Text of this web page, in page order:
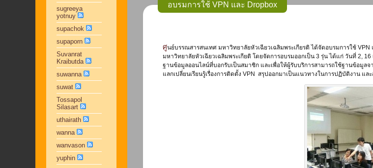
sugreeya
yotnuy
supachok
supaporn
Suvanrat
Kraibutda
suwanna
suwat
Tossapol
Silasart
uthairath
wanna
wanvason
yuphin
อบรมการใช้ VPN และ Dropbox
ศูนย์บรรณสารสนเทศ มหาวิทยาลัยหัวเฉียวเฉลิมพระเกียรติ ได้จัดอบรมการใช้ VPN และการใช้ Dropbox ซึ่งเป็นส่วนหนึ่งของกิจกรรมการจัดการความรู้ ศูนย์บรรณสารสนเทศ
มหาวิทยาลัยหัวเฉียวเฉลิมพระเกียติ โดยจัดการอบรมออกเป็น 3 รุ่น ได้แก่ วันที่ 2,
ฐานข้อมูลออนไลน์ที่บอกรับเป็นสมาชิก และเพื่อให้ผู้รับบริการสามารถใช้ฐานข้อมู
แลกเปลี่ยนเรียนรู้เรื่องการติดตั้ง VPN สรุปออกมาเป็นแนวทางในการปฏิบัติงาน แล